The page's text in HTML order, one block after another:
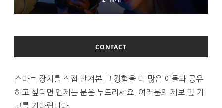
CONTACT
스마트 장치를 직접 만져본 그 경험을 더 많은 이들과 공유
하고 싶다면 언제든 문은 두드리세요. 여러분의 제보 및 기
고를 기다립니다.